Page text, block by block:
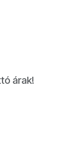
árak!